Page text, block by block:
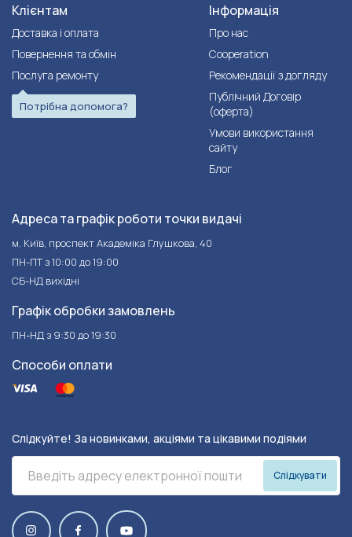
Клієнтам
Доставка і оплата
Повернення та обмін
Послуга ремонту
Потрібна допомога?
Інформація
Про нас
Cooperation
Рекомендації з догляду
Публічний Договір
(оферта)
Умови використання
сайту
Блог
Адреса та графік роботи точки видачі
м. Київ, проспект Академіка Глушкова, 40
ПН-ПТ з 10:00 до 19:00
СБ-НД вихідні
Графік обробки замовлень
ПН-НД з 9:30 до 19:30
Способи оплати
Слідкуйте! За новинками, акціями та цікавими подіями
Слідкувати